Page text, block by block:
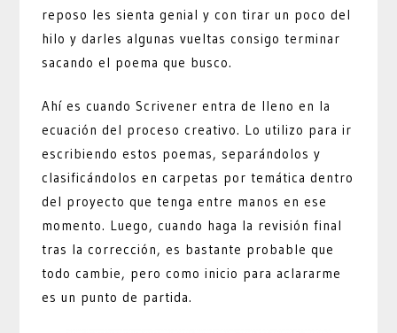
reposo les sienta genial y con tirar un poco del
hilo y darles algunas vueltas consigo terminar
sacando el poema que busco.
Ahí es cuando Scrivener entra de lleno en la
ecuación del proceso creativo. Lo utilizo para ir
escribiendo estos poemas, separándolos y
clasificándolos en carpetas por temática dentro
del proyecto que tenga entre manos en ese
momento. Luego, cuando haga la revisión final
tras la corrección, es bastante probable que
todo cambie, pero como inicio para aclararme
es un punto de partida.